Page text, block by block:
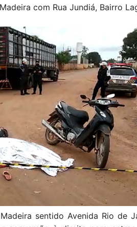
com Rua Jundiá, Bairro
sentido Avenida Rio de